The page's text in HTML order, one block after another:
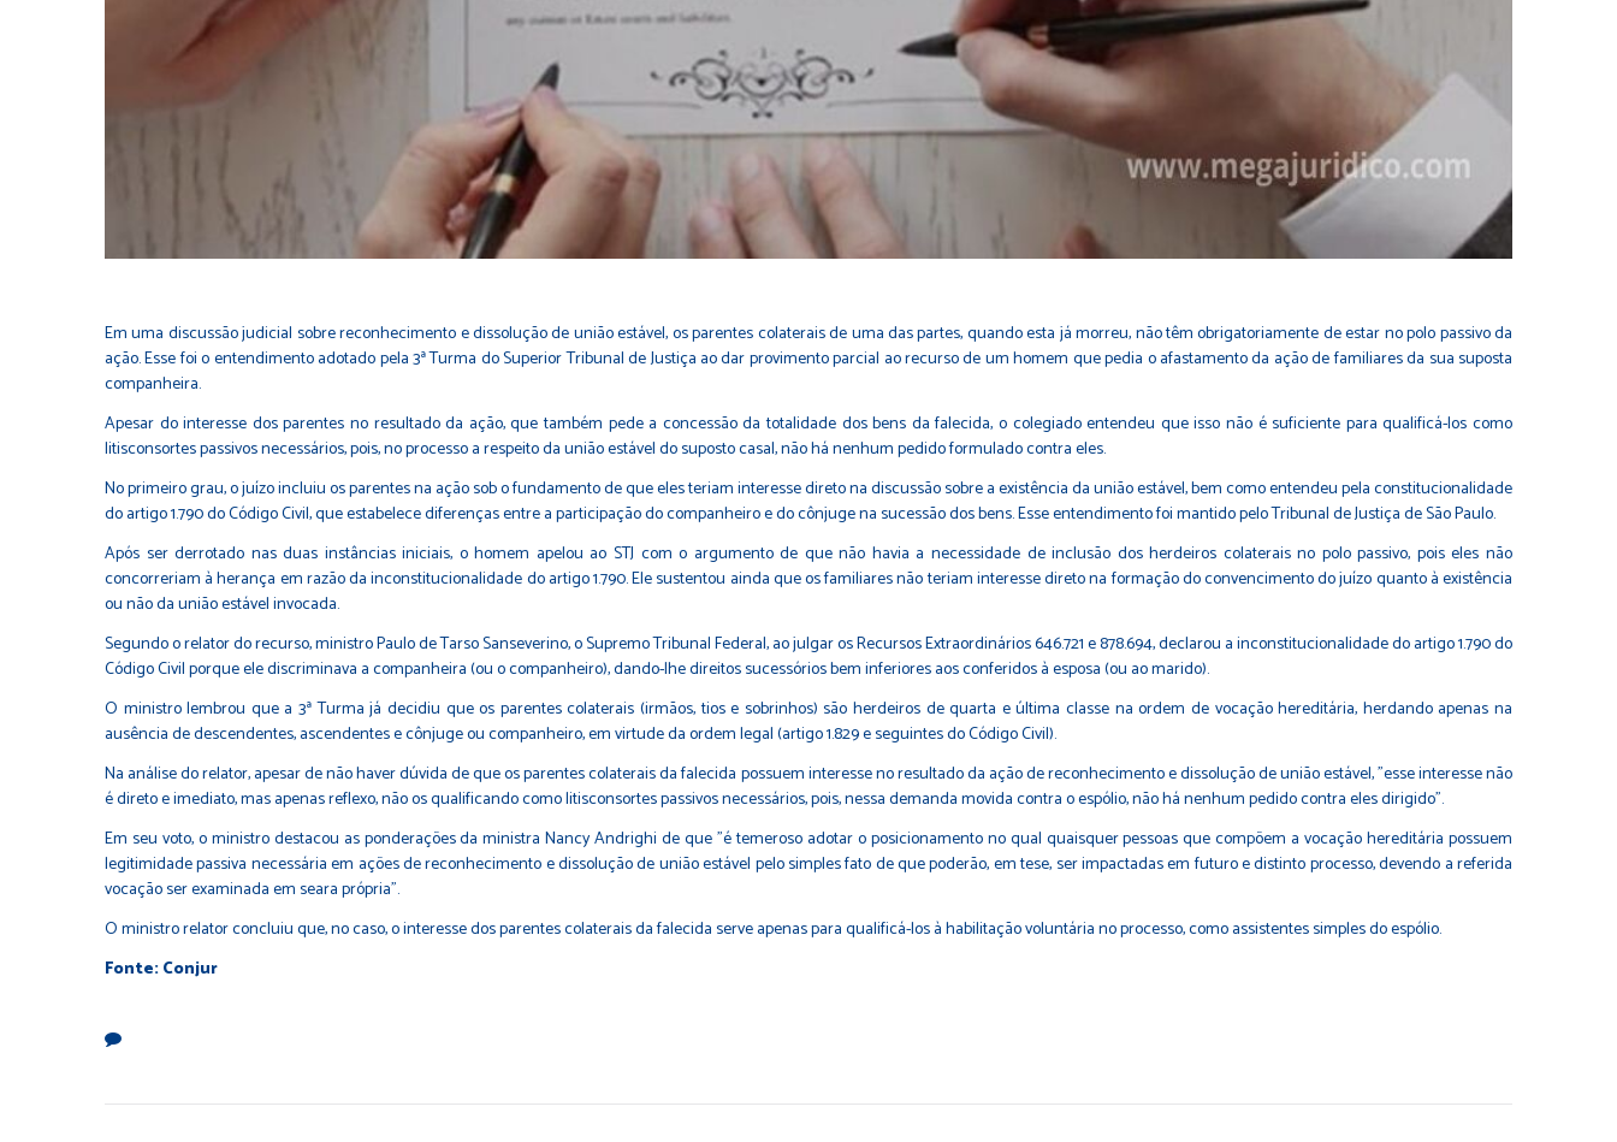
Em uma discussão judicial sobre reconhecimento e dissolução de união estável, os parentes colaterais de uma das partes, quando esta já morreu, não têm obrigatoriamente de estar no polo passivo da
ação. Esse foi o entendimento adotado pela 3ª Turma do Superior Tribunal de Justiça ao dar provimento parcial ao recurso de um homem que pedia o afastamento da ação de familiares da sua suposta
companheira.
Apesar do interesse dos parentes no resultado da ação, que também pede a concessão da totalidade dos bens da falecida, o colegiado entendeu que isso não é suficiente para qualificá-los como
litisconsortes passivos necessários, pois, no processo a respeito da união estável do suposto casal, não há nenhum pedido formulado contra eles.
No primeiro grau, o juízo incluiu os parentes na ação sob o fundamento de que eles teriam interesse direto na discussão sobre a existência da união estável, bem como entendeu pela constitucionalidade
doartigo 1.790do Código Civil, que estabelece diferenças entre a participação do companheiro e do cônjuge na sucessão dos bens. Esse entendimento foi mantido pelo Tribunal de Justiça de São Paulo.
Após ser derrotado nas duas instâncias iniciais, o homem apelou ao STJ com o argumento de que não havia a necessidade de inclusão dos herdeiros colaterais no polo passivo, pois eles não
concorreriam à herança em razão da inconstitucionalidade do artigo 1.790. Ele sustentou ainda que os familiares não teriam interesse direto na formação do convencimento do juízo quanto à existência
ou não da união estável invocada.
Segundo o relator do recurso, ministro Paulo de Tarso Sanseverino, o Supremo Tribunal Federal, ao julgar os Recursos Extraordinários646.721e878.694, declarou a inconstitucionalidade do artigo 1.790 do
Código Civil porque ele discriminava a companheira (ou o companheiro), dando-lhe direitos sucessórios bem inferiores aos conferidos à esposa (ou ao marido).
O ministro lembrou que a 3ª Turma já decidiu que os parentes colaterais (irmãos, tios e sobrinhos) são herdeiros de quarta e última classe na ordem de vocação hereditária, herdando apenas na
ausência de descendentes, ascendentes e cônjuge ou companheiro, em virtude da ordem legal (artigo 1.829e seguintes do Código Civil).
Na análise do relator, apesar de não haver dúvida de que os parentes colaterais da falecida possuem interesse no resultado da ação de reconhecimento e dissolução de união estável, "esse interesse não
é direto e imediato, mas apenas reflexo, não os qualificando como litisconsortes passivos necessários, pois, nessa demanda movida contra o espólio, não há nenhum pedido contra eles dirigido".
Em seu voto, o ministro destacou as ponderações da ministra Nancy Andrighi de que "é temeroso adotar o posicionamento no qual quaisquer pessoas que compõem a vocação hereditária possuem
legitimidade passiva necessária em ações de reconhecimento e dissolução de união estável pelo simples fato de que poderão, em tese, ser impactadas em futuro e distinto processo, devendo a referida
vocação ser examinada em seara própria".
O ministro relator concluiu que, no caso, o interesse dos parentes colaterais da falecida serve apenas para qualificá-los à habilitação voluntária no processo, como assistentes simples do espólio.
Fonte: Conjur